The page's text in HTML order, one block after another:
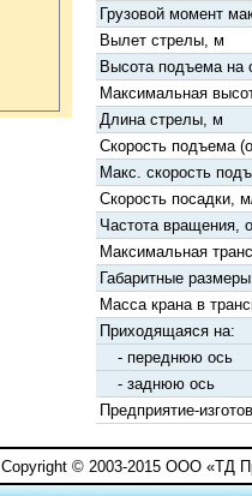
Грузовой момент
Вылет стрелы, м
Высота подъема на
Максимальная
Длина стрелы, м
Скорость подъема
Макс. скорость
Скорость посадки,
Частота вращения,
Максимальная
Габаритные
Масса крана в
Приходящаяся на:
- переднюю ось
- заднюю ось
Предприятие-
Copyright © 2003-2015 ООО «ТД